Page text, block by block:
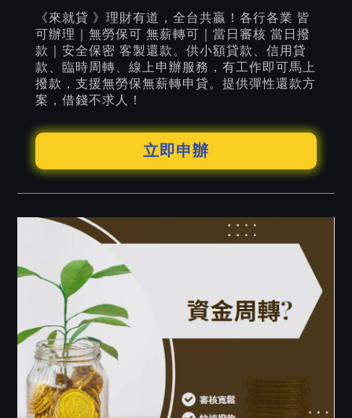
《來就貸 》理財有道，全台共贏！各行各業 皆
可辦理｜無勞保可 無薪轉可｜當日審核 當日撥
款｜安全保密 客製還款。供小額貸款、信用貸
款、臨時周轉、線上申辦服務，有工作即可馬上
撥款，支援無勞保無薪轉申貸。提供彈性還款方
案，借錢不求人！
立即申辦